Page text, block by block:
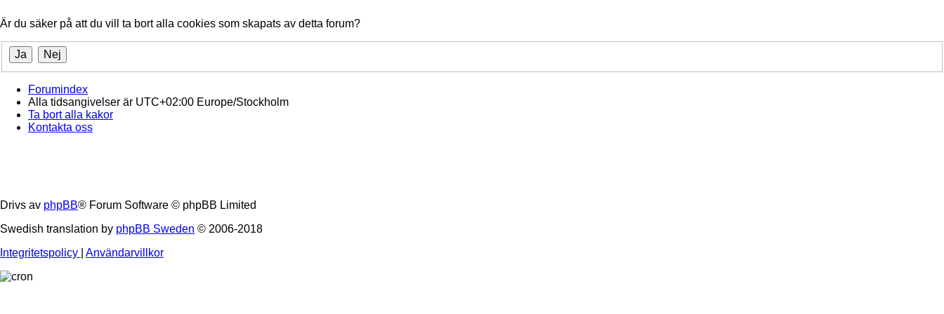
Är du säker på att du vill ta bort alla cookies som skapats av detta forum?
Forumindex
Alla tidsangivelser är UTC+02:00 Europe/Stockholm
Ta bort alla kakor
Kontakta oss
Drivs av phpBB® Forum Software © phpBB Limited
Swedish translation by phpBB Sweden © 2006-2018
Integritetspolicy
Användarvillkor